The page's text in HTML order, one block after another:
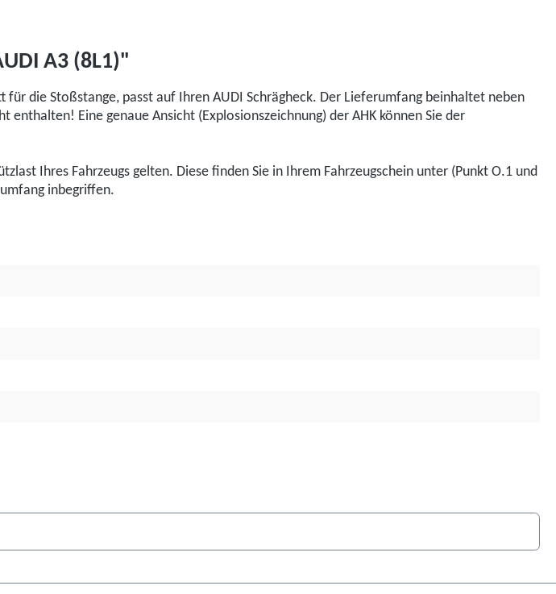
A3 (8L1)"
die Stoßstange, passt auf Ihren AUDI Schrägheck. Der Lieferumfang beinhaltet neben
Eine genaue Ansicht (Explosionszeichnung) der AHK können Sie der
Ihres Fahrzeugs gelten. Diese finden Sie in Ihrem Fahrzeugschein unter (Punkt O.1 und
inbegriffen.